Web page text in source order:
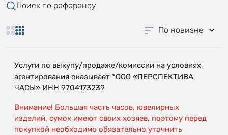
Поиск по референсу
По новизне
Услуги по выкупу/продаже/комиссии на условиях
агентирования оказывает *ООО «ПЕРСПЕКТИВА
ЧАСЫ» ИНН 9704173239
Внимание! Большая часть часов, ювелирных
изделий, сумок имеют своих хозяев, поэтому перед
покупкой необходимо обязательно уточнить